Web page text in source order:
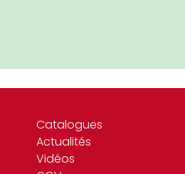
Catalogues
Actualités
Vidéos